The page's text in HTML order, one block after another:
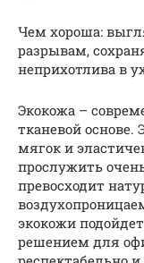
Чем хороша:
разрывам,
неприхотлива в
Экокожа –
тканевой
мягок и
прослужить
превосходит
экокожи
решением для